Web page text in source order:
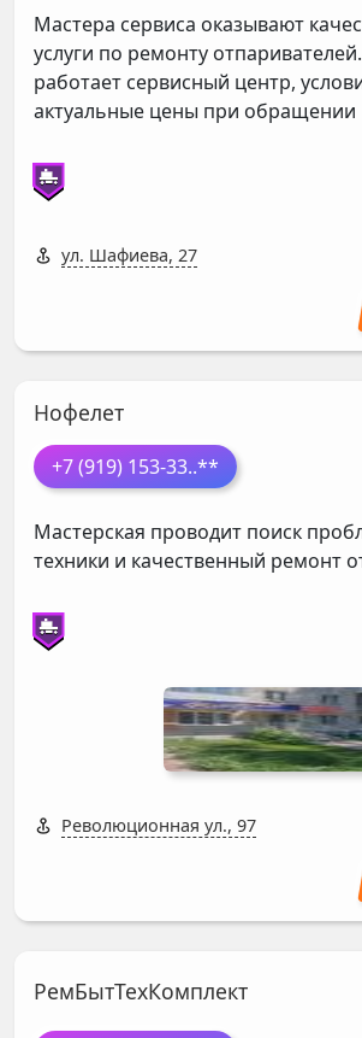
Мастера сервиса оказывают
услуги по ремонту
работает сервисный центр,
актуальные цены при обращении
ул. Шафиева, 27
Нофелет
+7 (919) 153-33..**
Мастерская проводит поиск
техники и качественный ремонт
Революционная ул., 97
РемБытТехКомплект